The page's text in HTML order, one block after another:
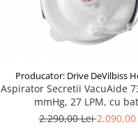
Producator: Drive DeVilbiss
Aspirator Secretii VacuAide
mmHg, 27 LPM, cu
2.290,00 Lei2.090,00